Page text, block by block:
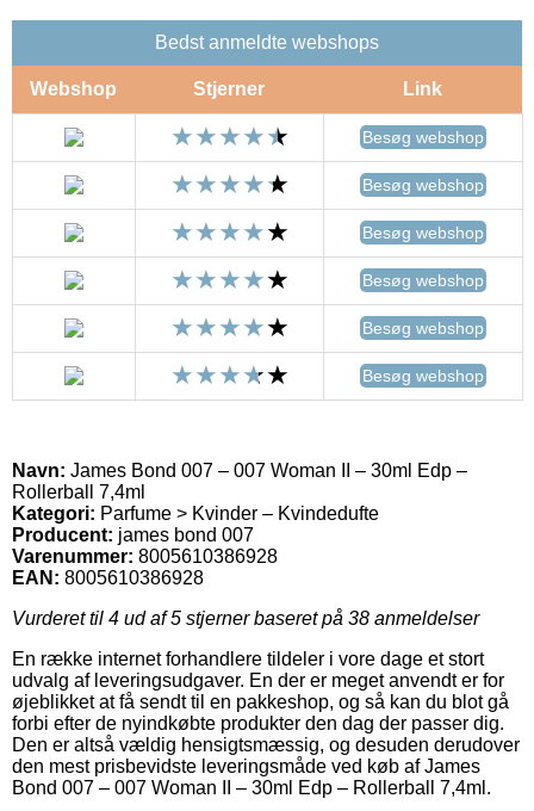
Bedst anmeldte webshops
Webshop Stjerner Link
Besøg webshop
Besøg webshop
Besøg webshop
Besøg webshop
Besøg webshop
Besøg webshop
Navn: James Bond 007 – 007 Woman II – 30ml Edp –
Rollerball 7,4ml
Kategori: Parfume > Kvinder – Kvindedufte
Producent: james bond 007
Varenummer: 8005610386928
EAN: 8005610386928
Vurderet til 4 ud af 5 stjerner baseret på 38 anmeldelser
En række internet forhandlere tildeler i vore dage et stort
udvalg af leveringsudgaver. En der er meget anvendt er for
øjeblikket at få sendt til en pakkeshop, og så kan du blot gå
forbi efter de nyindkøbte produkter den dag der passer dig.
Den er altså vældig hensigtsmæssig, og desuden derudover
den mest prisbevidste leveringsmåde ved køb af James
Bond 007 – 007 Woman II – 30ml Edp – Rollerball 7,4ml.